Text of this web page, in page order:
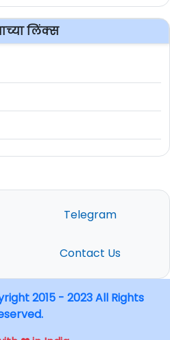
लिंक्स
Telegram
Contact Us
2015 - 2023 All Rights